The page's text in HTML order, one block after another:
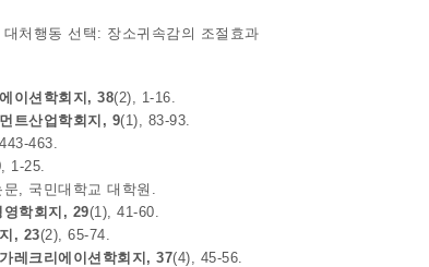
처행동 선택: 장소귀속감의 조절효과
이션학회지, 38(2), 1-16.
트산업학회지, 9(1), 83-93.
463.
, 1-25.
, 국민대학교 대학원.
영학회지, 29(1), 41-60.
, 23(2), 65-74.
레크리에이션학회지, 37(4), 45-56.